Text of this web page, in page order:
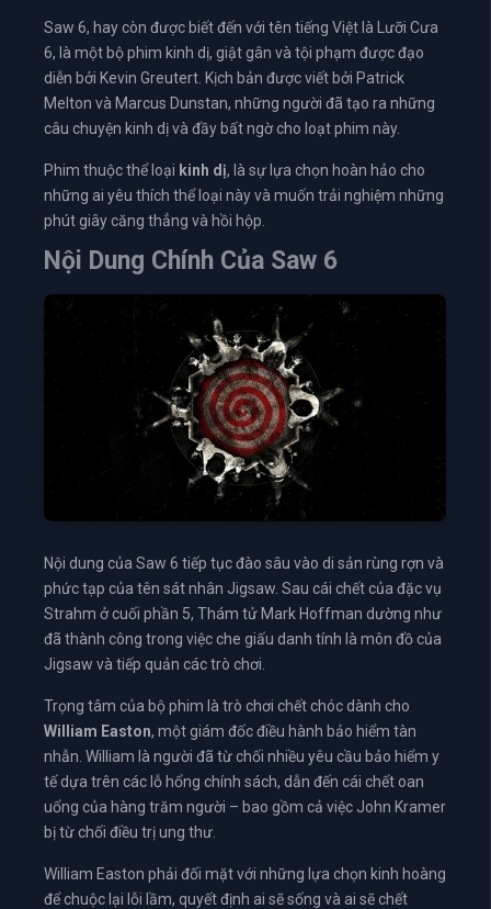
Saw 6, hay còn được biết đến với tên tiếng Việt là Lưỡi Cưa
6, là một bộ phim kinh dị, giật gân và tội phạm được đạo
diễn bởi Kevin Greutert. Kịch bản được viết bởi Patrick
Melton và Marcus Dunstan, những người đã tạo ra những
câu chuyện kinh dị và đầy bất ngờ cho loạt phim này.
Phim thuộc thể loại kinh dị, là sự lựa chọn hoàn hảo cho
những ai yêu thích thể loại này và muốn trải nghiệm những
phút giây căng thẳng và hồi hộp.
Nội Dung Chính Của Saw 6
Nội dung của Saw 6 tiếp tục đào sâu vào di sản rùng rợn và
phức tạp của tên sát nhân Jigsaw. Sau cái chết của đặc vụ
Strahm ở cuối phần 5, Thám tử Mark Hoffman dường như
đã thành công trong việc che giấu danh tính là môn đồ của
Jigsaw và tiếp quản các trò chơi.
Trọng tâm của bộ phim là trò chơi chết chóc dành cho
William Easton, một giám đốc điều hành bảo hiểm tàn
nhẫn. William là người đã từ chối nhiều yêu cầu bảo hiểm y
tế dựa trên các lỗ hổng chính sách, dẫn đến cái chết oan
uổng của hàng trăm người – bao gồm cả việc John Kramer
bị từ chối điều trị ung thư.
William Easton phải đối mặt với những lựa chọn kinh hoàng
để chuộc lại lỗi lầm, quyết định ai sẽ sống và ai sẽ chết